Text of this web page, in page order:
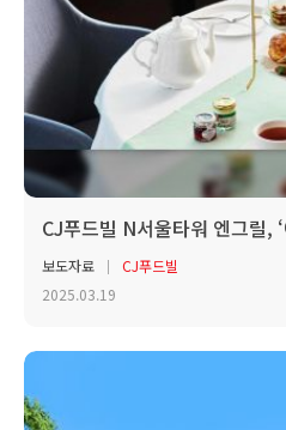
CJ푸드빌 N서울타워 엔그릴,
보도자료
CJ푸드빌
2025.03.19